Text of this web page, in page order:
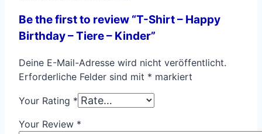
Be the first to review “T-Shirt – Happy
Birthday – Tiere – Kinder”
Deine E-Mail-Adresse wird nicht veröffentlicht.
Erforderliche Felder sind mit * markiert
Your Rating *
Your Review *